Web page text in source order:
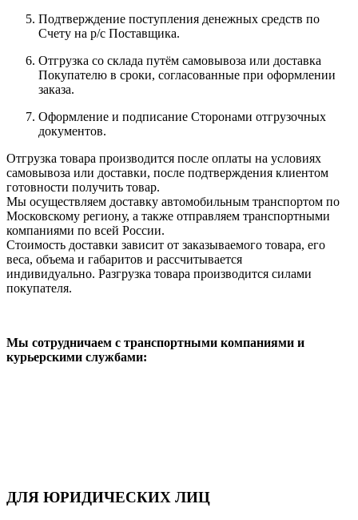
Подтверждение поступления денежных средств по
Счету на р/с Поставщика.
Отгрузка со склада путём самовывоза или доставка
Покупателю в сроки, согласованные при оформлении
заказа.
Оформление и подписание Сторонами отгрузочных
документов.
Отгрузка товара производится после оплаты на условиях
самовывоза или доставки, после подтверждения клиентом
готовности получить товар.
Мы осуществляем доставку автомобильным транспортом по
Московскому региону, а также отправляем транспортными
компаниями по всей России.
Стоимость доставки зависит от заказываемого товара, его
веса, объема и габаритов и рассчитывается
индивидуально. Разгрузка товара производится силами
покупателя.
Мы сотрудничаем с транспортными компаниями и
курьерскими службами:
ДЛЯ ЮРИДИЧЕСКИХ ЛИЦ